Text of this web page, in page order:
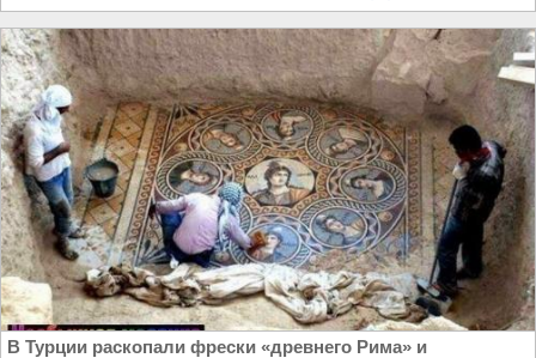
В Турции раскопали фрески «древнего Рима» и